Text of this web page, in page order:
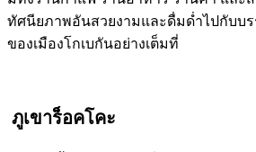
ทัศนียภาพอันสวยงามและดื่มด่ำไปกับบร
ของเมืองโกเบกันอย่างเต็มที่
ภูเขาร็อคโคะ